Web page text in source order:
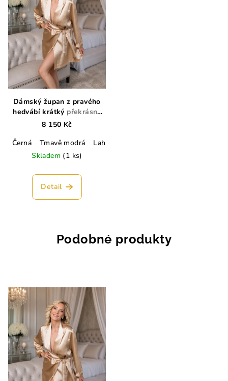
Dámský župan z pravého
hedvábí krátký překrásný
dárek
8 150 Kč
Černá
Tmavě modrá Lahvově zelená
Skladem (1 ks)
Detail
Podobné produkty